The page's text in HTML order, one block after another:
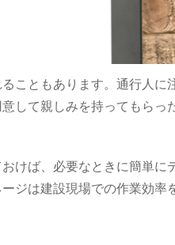
こともあります。通行人に
して親しみを持ってもらっ
けば、必要なときに簡単に
ジは建設現場での作業効率